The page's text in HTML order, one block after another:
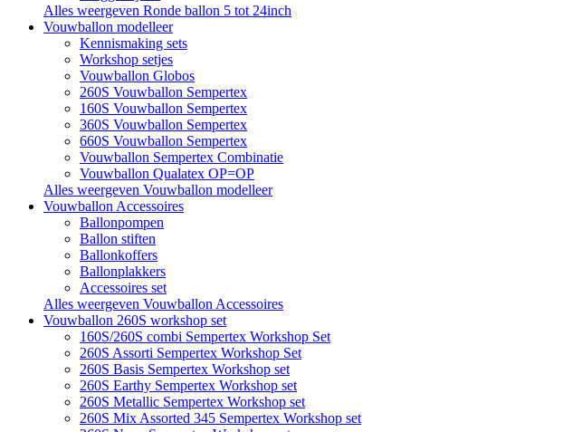
Alles weergeven Ronde ballon 5 tot 24inch
Vouwballon modelleer
Kennismaking sets
Workshop setjes
Vouwballon Globos
260S Vouwballon Sempertex
160S Vouwballon Sempertex
360S Vouwballon Sempertex
660S Vouwballon Sempertex
Vouwballon Sempertex Combinatie
Vouwballon Qualatex OP=OP
Alles weergeven Vouwballon modelleer
Vouwballon Accessoires
Ballonpompen
Ballon stiften
Ballonkoffers
Ballonplakkers
Accessoires set
Alles weergeven Vouwballon Accessoires
Vouwballon 260S workshop set
160S/260S combi Sempertex Workshop Set
260S Assorti Sempertex Workshop Set
260S Basis Sempertex Workshop set
260S Earthy Sempertex Workshop set
260S Metallic Sempertex Workshop set
260S Mix Assorted 345 Sempertex Workshop set